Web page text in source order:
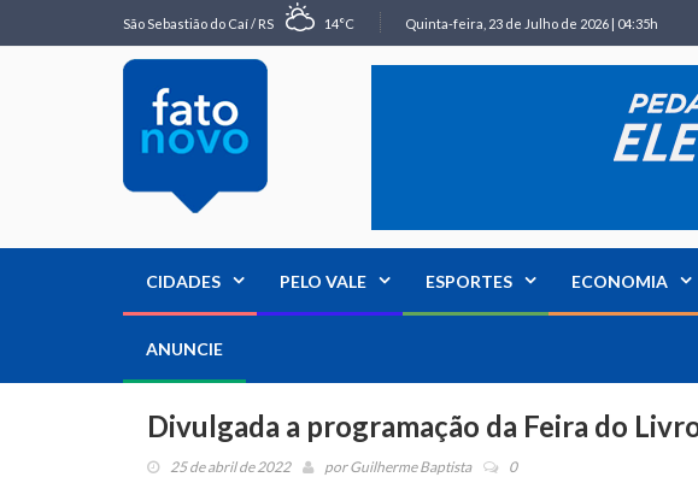
São Sebastião do Caí / RS 14°C Quinta-feira, 23 de Julho de 2026 | 04:35h
CIDADES PELO VALE ESPORTES ECONOMIA
ANUNCIE
Divulgada a programação da Feira do
25 de abril de 2022 porGuilherme Baptista 0